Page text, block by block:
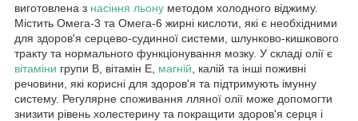
виготовлена з насіння льону методом холодного віджиму.
Містить Омега-3 та Омега-6 жирні кислоти, які є необхідними
для здоров'я серцево-судинної системи, шлунково-кишкового
тракту та нормального функціонування мозку. У складі олії є
вітаміни групи B, вітамін Е, магній , калій та інші поживні
речовини, які корисні для здоров'я та підтримують імунну
систему. Регулярне споживання лляної олії може допомогти
знизити рівень холестерину та покращити здоров'я серця і